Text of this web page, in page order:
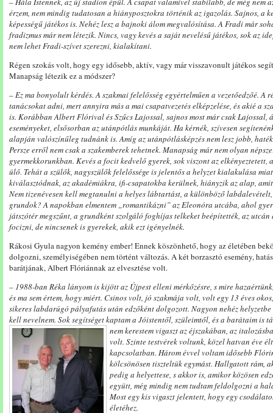
érzem, nem mindig tudatosan a hiányposztokra történik az igazolás. Sajnos, a
képességű játékos is. Nehéz lesz a bajnoki álom megvalósítása. A Fradi már
fradizmus már nem létezik. Nincs, vagy kevés a saját nevelésű játékos, sok az
nem lehet Fradi-szívet szerezni, kialakítani.
Régen szokás volt, hogy egy idősebb, aktív, vagy már visszavonult játékos
Manapság létezik ez a módszer?
–Ez ma bonyolult kérdés. A szakmai felelősség egyértelműen a vezetőedzőé. A
tanácsokat adni, mert annyira más a mai csapatvezetés elképzelése, és akié a
is. Korábban Albert Flórival és Szűcs Lajossal, sajnos most már csak Lajossal,
eseményeket, elsősorban az utánpótlás munkáját. Ha kérnék, szívesen
alapján valószínűleg tudnánk is. Amíg az utánpótlásképzés nem lesz jobb,
Persze erről nem csak a szakemberek tehetnek. Manapság már nem olyan
gyermekkorunkban. Kevés a focit kedvelő gyerek, sok viszont az elkényeztetett,
ülő. Tehát a szülők, nagyszülők felelőssége is jelentős a helyzet kialakulása
kiválasztódnak, az akadémiákra, ifi-csapatokba kerülnek, hiányzik az alap,
Nem tizenévesen kell megtanulni a helyes lábtartást, a különböző
grundok? A napokban elmentem „romantikázni” az Eleonóra utcába, ahol
játszótér megszűnt, a grundként szolgáló foghíjas telkeket beépítették, az
focizni, de nincsenek is gyerekek, akik ezt igényelnék.
Rákosi Gyula nagyon kemény ember! Ennek köszönhető, hogy az életében
dolgozni, személyiségében nem történt változás. A két borzasztó esemény,
barátjának, Albert Flóriánnak az elvesztése volt.
– 1988-ban Réka lányom is kijött az Újpest elleni mérkőzésre, s mire
és ma sem értem, hogy miért. Csinos volt, jó szakmája volt, volt egy 13 éves
sikeres labdarúgó pályafutás után edzőként dolgozott. Nagyon nehéz
kell nevelnem. Sok segítséget kaptam a Jóistentől, szüleimtől, és a barátaim is
nem kerestem vigaszt az éjszakában, az
volt. Szinte testvérek voltunk, közel hatvan éve
kapcsolatban. Három évvel voltam idősebb
kölcsönösen tiszteltük egymást. Hallgatott rám,
pedig a helyettese, s akkor is, amikor közösen
együtt, még mindig nem tudtam feldolgozni a
Most egy kis vigaszt jelentett, hogy egy
életéhez.